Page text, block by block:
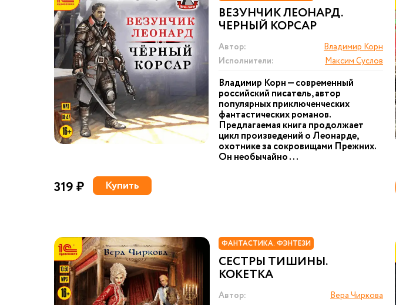
ВЕЗУНЧИК ЛЕОНАРД.
ЧЕРНЫЙ КОРСАР
Автор:
Владимир Корн
Исполнители:
Максим Суслов
Владимир Корн — современный
российский писатель, автор
популярных приключенческих
фантастических романов.
Предлагаемая книга продолжает
цикл произведений о Леонарде,
охотнике за сокровищами Прежних.
Он необычайно ...
319 ₽ Купить
ФАНТАСТИКА. ФЭНТЕЗИ
СЕСТРЫ ТИШИНЫ.
КОКЕТКА
Автор:
Вера Чиркова